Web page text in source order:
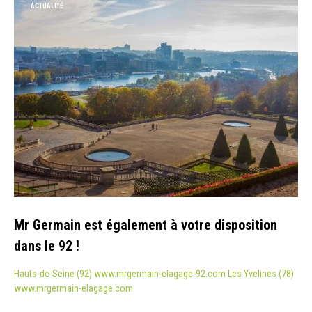
ACTUALITÉ
Mr Germain est également à votre disposition
dans le 92 !
Hauts-de-Seine (92) www.mrgermain-elagage-92.com Les Yvelines (78)
www.mrgermain-elagage.com